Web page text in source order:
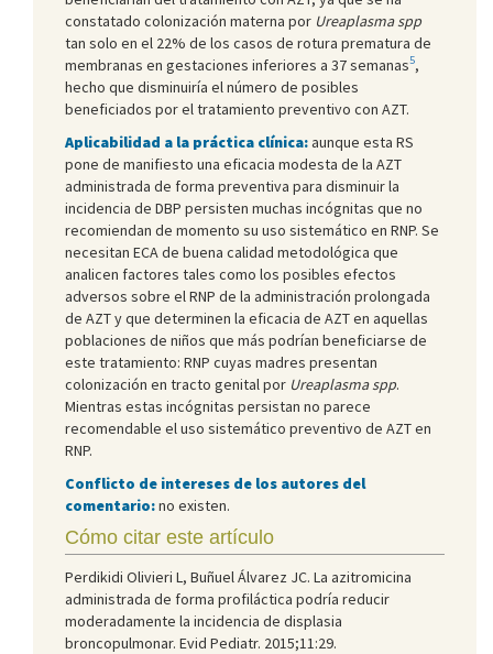
constatado colonización materna por Ureaplasma spp
tan solo en el 22% de los casos de rotura prematura de
membranas en gestaciones inferiores a 37 semanas5,
hecho que disminuiría el número de posibles
beneficiados por el tratamiento preventivo con AZT.
Aplicabilidad a la práctica clínica:aunque esta RS
pone de manifiesto una eficacia modesta de la AZT
administrada de forma preventiva para disminuir la
incidencia de DBP persisten muchas incógnitas que no
recomiendan de momento su uso sistemático en RNP. Se
necesitan ECA de buena calidad metodológica que
analicen factores tales como los posibles efectos
adversos sobre el RNP de la administración prolongada
de AZT y que determinen la eficacia de AZT en aquellas
poblaciones de niños que más podrían beneficiarse de
este tratamiento: RNP cuyas madres presentan
colonización en tracto genital por Ureaplasma spp.
Mientras estas incógnitas persistan no parece
recomendable el uso sistemático preventivo de AZT en
RNP.
Conflicto de intereses de los autores del
comentario:no existen.
Cómo citar este artículo
Perdikidi Olivieri L, Buñuel Álvarez JC. La azitromicina
administrada de forma profiláctica podría reducir
moderadamente la incidencia de displasia
broncopulmonar. Evid Pediatr. 2015;11:29.